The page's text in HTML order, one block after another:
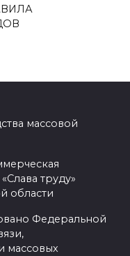
массовой
труду»
области
Федеральной
массовых